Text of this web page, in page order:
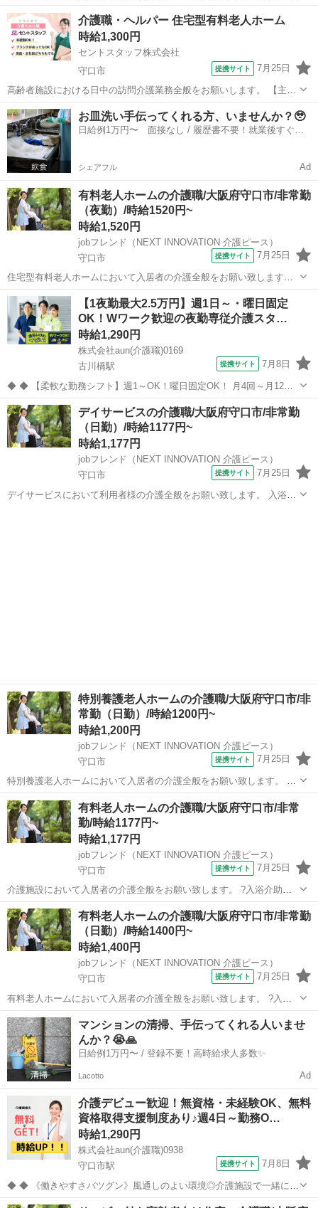
【主な業務内容】 ・食事に関する業務(配膳、下膳、服薬、食事介助、
口腔ケア) ・排泄介助(トイレ誘導またはオムツ交換) ・入浴に関する業
務(準備、誘導、着脱...
大阪 守口市 介護
介護職・ヘルパー 住宅型有料老人ホーム
時給1,300円
セントスタッフ株式会社
守口市
提携サイト 7月25日
高齢者施設における日中の訪問介護業務全般をお願いします。 【主な
業務内容】 ・食事介助／排泄介助／入浴介助 ・移乗／誘導／コール対
応 ・離床介助／臥床介助 ・更衣／口腔ケア／服薬介助 ・申し送り／
カンファレンス ・介護記録...
大阪 守口市 介護
お皿洗い手伝ってくれる方、いませんか？🥹
日給例1万円〜 面接なし / 履歴書不要！就業後すぐに
シェアフル Ad
有料老人ホームの介護職/大阪府守口市/非常勤
（夜勤）/時給1520円~
時給1,520円
jobフレンド（NEXT INNOVATION 介護ピース）
守口市
提携サイト 7月25日
住宅型有料老人ホームにおいて入居者の介護全般をお願い致します。
?入浴介助：入居者の着替え、入浴、洗身、洗髪等のサポート ?食事介
助：入居者の摂食、服薬等のサポート ?排泄介助：入居者のトイレへ
の誘導、排泄補助、オムツ交換等...
大阪 守口市 介護
【1夜勤最大2.5万円】週1日～・曜日固定
OK！Wワーク歓迎の夜勤専従介護スタ…
時給1,290円
株式会社aun(介護職)0169
古川橋駅
提携サイト 7月8日
◆ ◆ 【柔軟な勤務シフト】週1～OK！曜日固定OK！ 月4回～月12回
まで、働きたい日数はご相談ください！ 自分らしい勤務スタイル・長
期的に働きたい方必見！ 【職場環境良好】ブランク可◎20～40代が活
躍中！ 在籍す...
大阪 守口市 古川橋駅 介護
デイサービスの介護職/大阪府守口市/非常勤
（日勤）/時給1177円~
時給1,177円
jobフレンド（NEXT INNOVATION 介護ピース）
守口市
提携サイト 7月25日
デイサービスにおいて利用者様の介護全般をお願い致します。 入浴介
特別養護老人ホームの介護職/大阪府守口市/非
常勤（日勤）/時給1200円~
時給1,200円
jobフレンド（NEXT INNOVATION 介護ピース）
守口市
提携サイト 7月25日
特別養護老人ホームにおいて入居者の介護全般をお願い致します。 ?
入浴介助：入居者の着替え、入浴、洗身、洗髪等のサポート ?食事介
助：入居者の摂食、服薬等のサポート ?排泄介助：入居者のトイレへ
の誘導、排泄補助、オムツ交換等の...
大阪 守口市 介護
有料老人ホームの介護職/大阪府守口市/非常
勤/時給1177円~
時給1,177円
jobフレンド（NEXT INNOVATION 介護ピース）
守口市
提携サイト 7月25日
介護施設において入居者の介護全般をお願い致します。 ?入浴介助：
入居者の着替え、入浴、洗身、洗髪等のサポート ?食事介助：入居者
の摂食、服薬等のサポート ?排泄介助：入居者のトイレへの誘導、排
泄補助、オムツ交換等のサポ...
大阪 守口市 介護
有料老人ホームの介護職/大阪府守口市/非常勤
（日勤）/時給1400円~
時給1,400円
jobフレンド（NEXT INNOVATION 介護ピース）
守口市
提携サイト 7月25日
有料老人ホームにおいて入居者の介護全般をお願い致します。 ?入浴
介助：入居者の着替え、入浴、洗身、洗髪等のサポート ?食事介助：
入居者の摂食、服薬等のサポート ?排泄介助：入居者のトイレへの誘
導、排泄補助、オムツ交換等のサポ...
大阪 守口市
マンションの清掃、手伝ってくれる人いませ
んか？😭🙏
日給例1万円〜 / 登録不要！高時給求人多数✨
Lacotto Ad
介護デビュー歓迎！無資格・未経験OK、無料
資格取得支援制度あり♪週4日～勤務O…
時給1,290円
株式会社aun(介護職)0938
守口市駅
提携サイト 7月8日
◆ ◆ 《働きやすさバツグン》風通しのよい環境◎介護施設で一緒に働
きませんか？ スタッフのサポート体制やのびのびとした職場環境も魅
大阪 守口市 守口市駅 介護